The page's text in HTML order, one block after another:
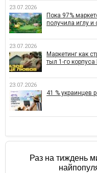
23.07.2026
Пока 97%
получила иглу и
23.07.2026
Маркетинг как
тыл 1-го
23.07.2026
41 % украинцев
Раз на тиждень